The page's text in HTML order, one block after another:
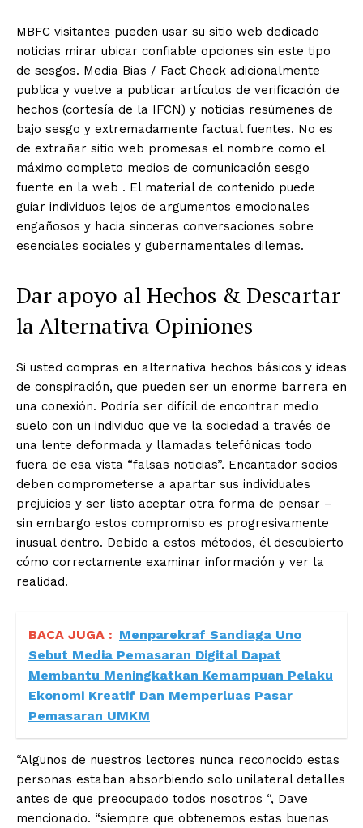
MBFC visitantes pueden usar su sitio web dedicado
noticias mirar ubicar confiable opciones sin este tipo
de sesgos. Media Bias / Fact Check adicionalmente
publica y vuelve a publicar artículos de verificación de
hechos (cortesía de la IFCN) y noticias resúmenes de
bajo sesgo y extremadamente factual fuentes. No es
de extrañar sitio web promesas el nombre como el
máximo completo medios de comunicación sesgo
fuente en la web . El material de contenido puede
guiar individuos lejos de argumentos emocionales
engañosos y hacia sinceras conversaciones sobre
esenciales sociales y gubernamentales dilemas.
Dar apoyo al Hechos & Descartar
la Alternativa Opiniones
Si usted compras en alternativa hechos básicos y ideas
de conspiración, que pueden ser un enorme barrera en
una conexión. Podría ser difícil de encontrar medio
suelo con un individuo que ve la sociedad a través de
una lente deformada y llamadas telefónicas todo
fuera de esa vista “falsas noticias”. Encantador socios
deben comprometerse a apartar sus individuales
prejuicios y ser listo aceptar otra forma de pensar –
sin embargo estos compromiso es progresivamente
inusual dentro. Debido a estos métodos, él descubierto
cómo correctamente examinar información y ver la
realidad.
BACA JUGA : Menparekraf Sandiaga Uno
Sebut Media Pemasaran Digital Dapat
Membantu Meningkatkan Kemampuan Pelaku
Ekonomi Kreatif Dan Memperluas Pasar
Pemasaran UMKM
“Algunos de nuestros lectores nunca reconocido estas
personas estaban absorbiendo solo unilateral detalles
antes de que preocupado todos nosotros “, Dave
mencionado. “siempre que obtenemos estas buenas